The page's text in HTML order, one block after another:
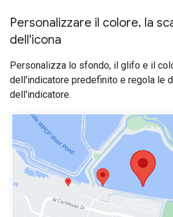
Personalizzare il colore, la
dell'icona
Personalizza lo sfondo, il glifo e il
dell'indicatore predefinito e regola le
dell'indicatore.